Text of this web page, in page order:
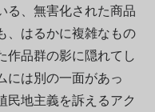
る、無害化された商品
、はるかに複雑なもの
作品群の影に隠れてし
には別の一面があっ
民地主義を訴えるアク